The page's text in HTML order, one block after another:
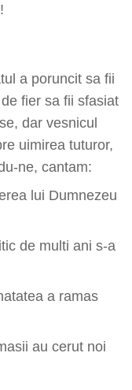
a poruncit sa fii
fier sa fii sfasiat
dar vesnicul
uimirea tuturor,
ne, cantam:
lui Dumnezeu
de multi ani s-a
a ramas
au cerut noi